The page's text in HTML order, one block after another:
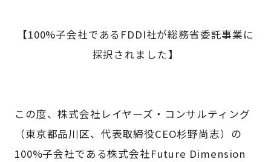
【100%子会社であるFDDI社が総務省委託事業に
採択されました】
この度、株式会社レイヤーズ・コンサルティング
（東京都品川区、代表取締役CEO杉野尚志）の
100%子会社である株式会社Future Dimension